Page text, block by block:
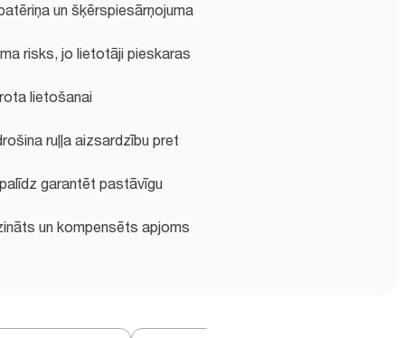
un šķērspiesārņojuma
risks, jo lietotāji pieskaras
lietošanai
ruļļa aizsardzību pret
garantēt pastāvīgu
un kompensēts apjoms